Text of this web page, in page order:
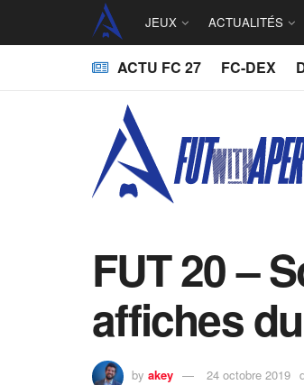
JEUX ACTUALITÉS
ACTU FC 27 FC-DEX
FUT 20 –
affiches
by akey 24 octobre 2019